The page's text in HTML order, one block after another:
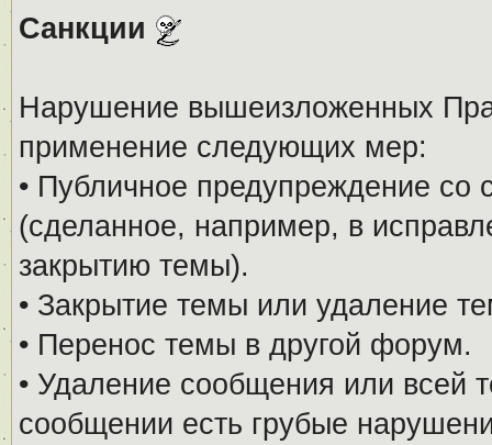
Санкции
Нарушение вышеизложенных
применение следующих мер:
• Публичное предупреждение
(сделанное, например, в
закрытию темы).
• Закрытие темы или удаление
• Перенос темы в другой форум.
• Удаление сообщения или всей
сообщении есть грубые